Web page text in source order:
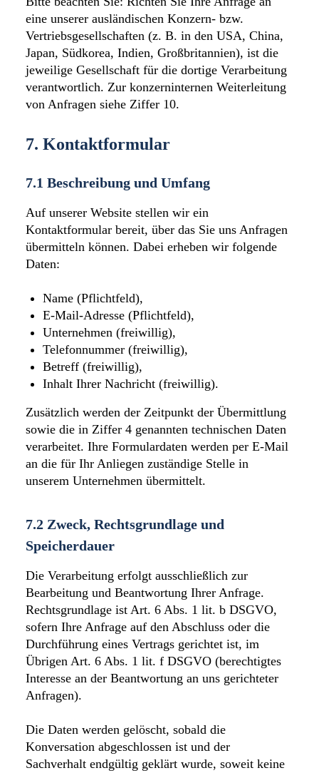
eine unserer ausländischen Konzern- bzw.
Vertriebsgesellschaften (z. B. in den USA, China,
Japan, Südkorea, Indien, Großbritannien), ist die
jeweilige Gesellschaft für die dortige Verarbeitung
verantwortlich. Zur konzerninternen Weiterleitung
von Anfragen siehe Ziffer 10.
7. Kontaktformular
7.1 Beschreibung und Umfang
Auf unserer Website stellen wir ein
Kontaktformular bereit, über das Sie uns Anfragen
übermitteln können. Dabei erheben wir folgende
Daten:
Name (Pflichtfeld),
E-Mail-Adresse (Pflichtfeld),
Unternehmen (freiwillig),
Telefonnummer (freiwillig),
Betreff (freiwillig),
Inhalt Ihrer Nachricht (freiwillig).
Zusätzlich werden der Zeitpunkt der Übermittlung
sowie die in Ziffer 4 genannten technischen Daten
verarbeitet. Ihre Formulardaten werden per E-Mail
an die für Ihr Anliegen zuständige Stelle in
unserem Unternehmen übermittelt.
7.2 Zweck, Rechtsgrundlage und
Speicherdauer
Die Verarbeitung erfolgt ausschließlich zur
Bearbeitung und Beantwortung Ihrer Anfrage.
Rechtsgrundlage ist Art. 6 Abs. 1 lit. b DSGVO,
sofern Ihre Anfrage auf den Abschluss oder die
Durchführung eines Vertrags gerichtet ist, im
Übrigen Art. 6 Abs. 1 lit. f DSGVO (berechtigtes
Interesse an der Beantwortung an uns gerichteter
Anfragen).
Die Daten werden gelöscht, sobald die
Konversation abgeschlossen ist und der
Sachverhalt endgültig geklärt wurde, soweit keine